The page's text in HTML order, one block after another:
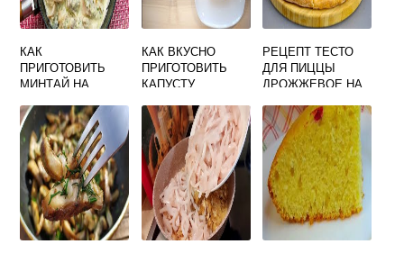
КАК
ПРИГОТОВИТЬ
МИНТАЙ НА
ВКУСНО С
МАЙОНЕЗОМ
КАК ВКУСНО
ПРИГОТОВИТЬ
КАПУСТУ
РЕЦЕПТ ТЕСТО
ДЛЯ ПИЦЦЫ
ДРОЖЖЕВОЕ НА
ВКУСНОЕ